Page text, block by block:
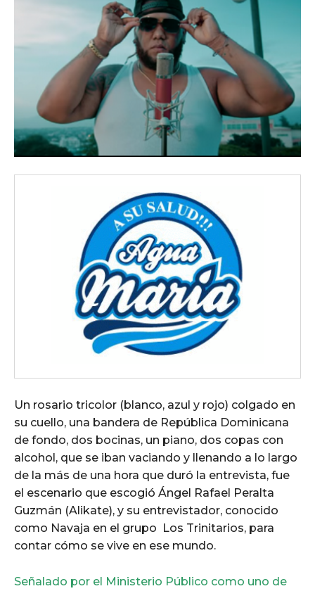
Un rosario tricolor (blanco, azul y rojo) colgado en
su cuello, una bandera de República Dominicana
de fondo, dos bocinas, un piano, dos copas con
alcohol, que se iban vaciando y llenando a lo largo
de la más de una hora que duró la entrevista, fue
el escenario que escogió Ángel Rafael Peralta
Guzmán (Alikate), y su entrevistador, conocido
como Navaja en el grupo Los Trinitarios, para
contar cómo se vive en ese mundo.
Señalado por el Ministerio Público como uno de